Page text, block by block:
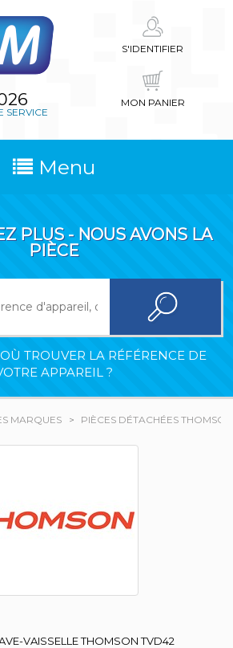
SERVICE
S'IDENTIFIER
MON PANIER
Menu
PLUS - NOUS AVONS LA
PIÈCE
TROUVER LA RÉFÉRENCE DE
APPAREIL ?
MARQUES PIÈCES DÉTACHÉES THOMSON
VAISSELLE THOMSONTVD42